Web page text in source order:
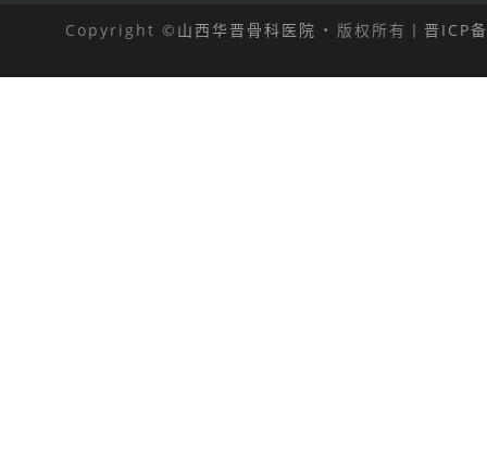
Copyright © 山西华晋骨科医院 • 版权所有丨 晋ICP